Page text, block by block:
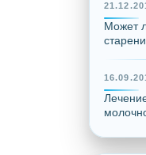
Может